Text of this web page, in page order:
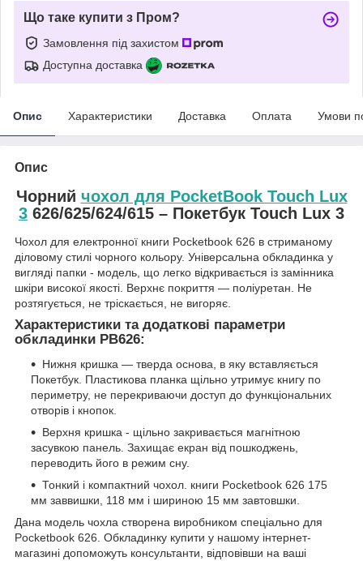
Що таке купити з Пром?
Замовлення під захистом
Доступна доставка
Опис Характеристики Доставка Оплата Умови
Опис
Чорний чохол для PocketBook Touch Lux
3 626/625/624/615 – Покетбук Touch Lux 3
Чохол для електронної книги Pocketbook 626 в стриманому
діловому стилі чорного кольору. Універсальна обкладинка у
вигляді папки - модель, що легко відкривається із замінника
шкіри високої якості. Верхнє покриття — поліуретан. Не
розтягується, не тріскається, не вигоряє.
Характеристики та додаткові параметри
обкладинки PB626:
Нижня кришка — тверда основа, в яку вставляється
Покетбук. Пластикова планка щільно утримує книгу по
периметру, не перекриваючи доступ до функціональних
отворів і кнопок.
Верхня кришка - щільно закривається магнітною
засувкою панель. Захищає екран від пошкоджень,
переводить його в режим сну.
Тонкий і компактний чохол. книги Pocketbook 626 175
мм заввишки, 118 мм і шириною 15 мм завтовшки.
Дана модель чохла створена виробником спеціально для
Pocketbook 626. Обкладинку купити у нашому інтернет-
магазині допоможуть консультанти, відповівши на ваші